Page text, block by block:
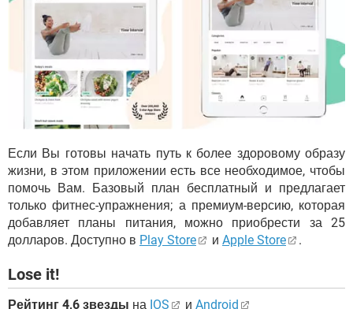
Если Вы готовы начать путь к более здоровому образу
жизни, в этом приложении есть все необходимое, чтобы
помочь Вам. Базовый план бесплатный и предлагает
только фитнес-упражнения; а премиум-версию, которая
добавляет планы питания, можно приобрести за 25
долларов. Доступно в Play Store и Apple Store .
Lose it!
Рейтинг 4,6 звезды на IOS и Android